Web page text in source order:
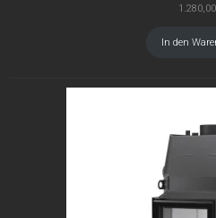
1.280,00
In den